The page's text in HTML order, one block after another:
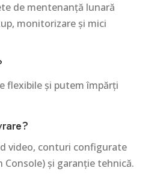
de mentenanță lunară
monitorizare și mici
flexibile și putem împărți
video, conturi configurate
Console) și garanție tehnică.